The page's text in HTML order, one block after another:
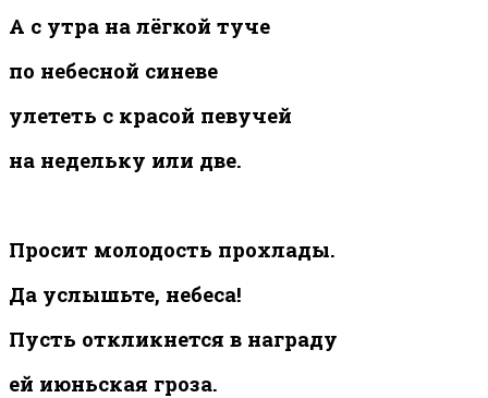
А с утра на лёгкой туче
по небесной синеве
улететь с красой певучей
на недельку или две.
Просит молодость прохлады.
Да услышьте, небеса!
Пусть откликнется в награду
ей июньская гроза.